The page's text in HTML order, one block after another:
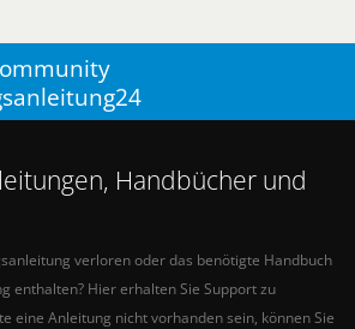
Handbücher und
verloren oder das benötigte Handbuch
enthalten? Hier erhalten Sie Support zu
eine Anleitung nicht vorhanden sein, können Sie